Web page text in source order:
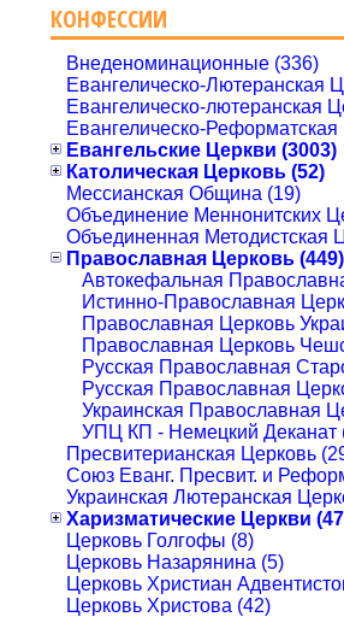
КОНФЕССИИ
Внеденоминационные (336)
Евангелическо-Лютеранская
Евангелическо-лютеранская
Евангелическо-
Евангельские Церкви (3003)
Католическая Церковь (52)
Мессианская Община (19)
Объединение Меннонитских
Объединенная Методистская
Православная Церковь (449)
Автокефальная
Истинно-Православная
Православная Церковь
Православная Церковь
Русская Православная
Русская Православная
Украинская Православная
УПЦ КП - Немецкий Деканат
Пресвитерианская Церковь
Союз Еванг. Пресвит. и
Украинская Лютеранская
Харизматические Церкви
Церковь Голгофы (8)
Церковь Назарянина (5)
Церковь Христиан
Церковь Христова (42)